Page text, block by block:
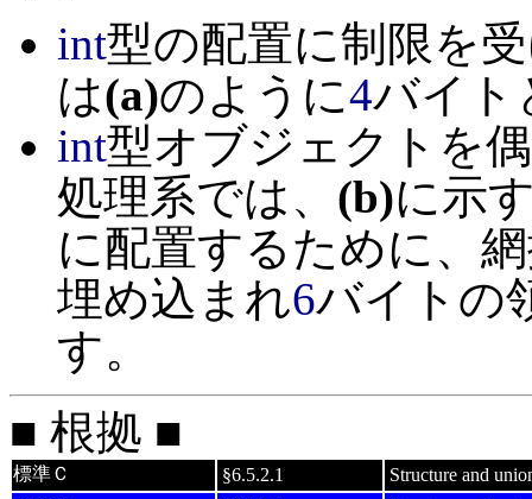
int型の配置に制限を
は(a)のように4バイト
int型オブジェクトを
処理系では、 (b)に示
に配置するために、
埋め込まれ6バイトの
す。
■ 根拠 ■
標準Ｃ §6.5.2.1
Structure and